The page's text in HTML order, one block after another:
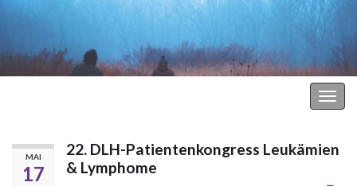
MAI
17
22. DLH-Patientenkongress Leukämien
& Lymphome